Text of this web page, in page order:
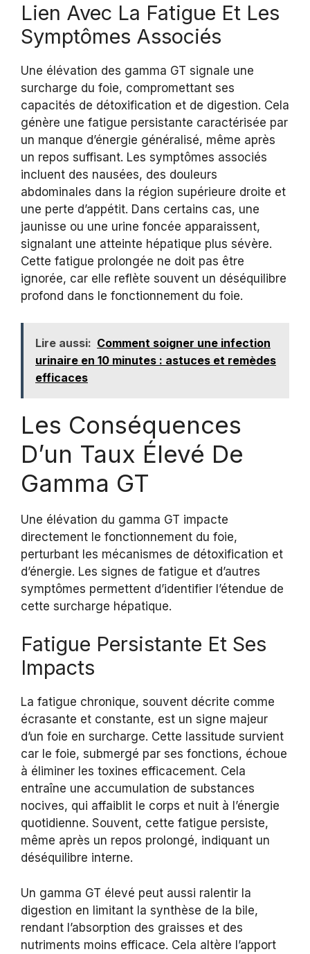
Lien Avec La Fatigue Et Les
Symptômes Associés
Une élévation des gamma GT signale une
surcharge du foie, compromettant ses
capacités de détoxification et de digestion. Cela
génère une fatigue persistante caractérisée par
un manque d’énergie généralisé, même après
un repos suffisant. Les symptômes associés
incluent des nausées, des douleurs
abdominales dans la région supérieure droite et
une perte d’appétit. Dans certains cas, une
jaunisse ou une urine foncée apparaissent,
signalant une atteinte hépatique plus sévère.
Cette fatigue prolongée ne doit pas être
ignorée, car elle reflète souvent un déséquilibre
profond dans le fonctionnement du foie.
Lire aussi: Comment soigner une infection
urinaire en 10 minutes : astuces et remèdes
efficaces
Les Conséquences
D’un Taux Élevé De
Gamma GT
Une élévation du gamma GT impacte
directement le fonctionnement du foie,
perturbant les mécanismes de détoxification et
d’énergie. Les signes de fatigue et d’autres
symptômes permettent d’identifier l’étendue de
cette surcharge hépatique.
Fatigue Persistante Et Ses
Impacts
La fatigue chronique, souvent décrite comme
écrasante et constante, est un signe majeur
d’un foie en surcharge. Cette lassitude survient
car le foie, submergé par ses fonctions, échoue
à éliminer les toxines efficacement. Cela
entraîne une accumulation de substances
nocives, qui affaiblit le corps et nuit à l’énergie
quotidienne. Souvent, cette fatigue persiste,
même après un repos prolongé, indiquant un
déséquilibre interne.
Un gamma GT élevé peut aussi ralentir la
digestion en limitant la synthèse de la bile,
rendant l’absorption des graisses et des
nutriments moins efficace. Cela altère l’apport